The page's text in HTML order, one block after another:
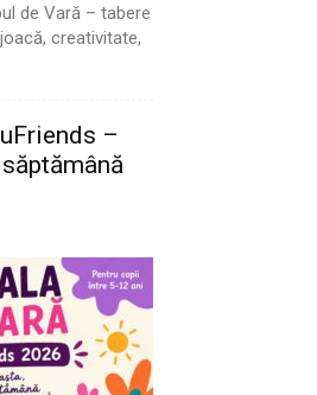
de Vară – tabere
creativitate,
–